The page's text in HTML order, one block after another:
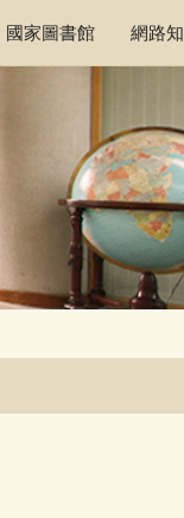
國家圖書館 網路